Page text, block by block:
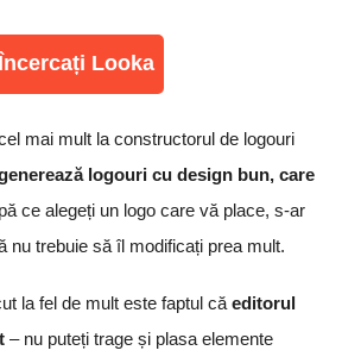
Looka
mai mult la constructorul de logouri
logouri cu design bun, care
ce alegeți un logo care vă place, s-ar
nu trebuie să îl modificați prea mult.
la fel de mult este faptul căeditorul
– nu puteți trage și plasa elemente